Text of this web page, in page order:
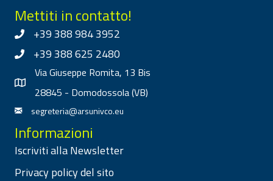
Mettiti in contatto!
+39 388 984 3952
+39 388 625 2480
Via Giuseppe Romita, 13 Bis
28845 - Domodossola (VB)
segreteria@arsunivco.eu
Informazioni
Iscriviti alla Newsletter
Privacy policy del sito